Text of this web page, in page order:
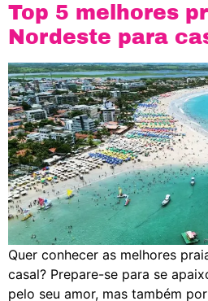
Top 5 melhores
Nordeste para
Quer conhecer as melhores
casal? Prepare-se para se
pelo seu amor, mas também